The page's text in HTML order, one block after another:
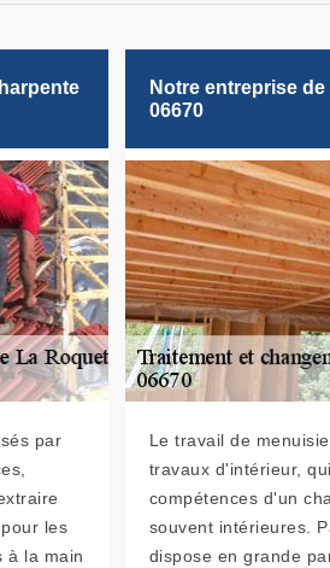
par
les
à la main
Notre entreprise
06670
Le travail de
travaux d'intérieur,
compétences d'un
souvent intérieures.
dispose en grande